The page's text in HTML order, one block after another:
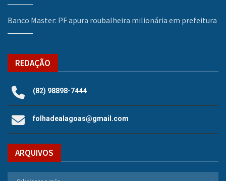
Banco Master: PF apura roubalheira milionária em prefeitura
REDAÇÃO
(82) 98898-7444
folhadealagoas@gmail.com
ARQUIVOS